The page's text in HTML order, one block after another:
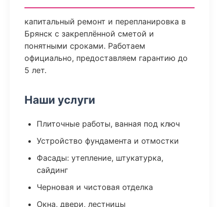
капитальный ремонт и перепланировка в
Брянск с закреплённой сметой и
понятными сроками. Работаем
официально, предоставляем гарантию до
5 лет.
Наши услуги
Плиточные работы, ванная под ключ
Устройство фундамента и отмостки
Фасады: утепление, штукатурка,
сайдинг
Черновая и чистовая отделка
Окна, двери, лестницы